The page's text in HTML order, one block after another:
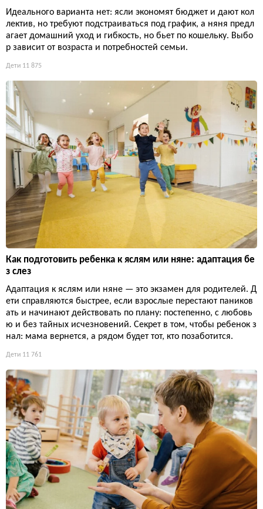
Идеального варианта нет: ясли экономят бюджет и дают кол
лектив, но требуют подстраиваться под график, а няня предл
агает домашний уход и гибкость, но бьет по кошельку. Выбо
р зависит от возраста и потребностей семьи.
Дети 11 875
Как подготовить ребенка к яслям или няне: адаптация бе
з слез
Адаптация к яслям или няне — это экзамен для родителей. Д
ети справляются быстрее, если взрослые перестают паников
ать и начинают действовать по плану: постепенно, с любовь
ю и без тайных исчезновений. Секрет в том, чтобы ребенок з
нал: мама вернется, а рядом будет тот, кто позаботится.
Дети 11 761